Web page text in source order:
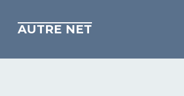
AUTRE NET